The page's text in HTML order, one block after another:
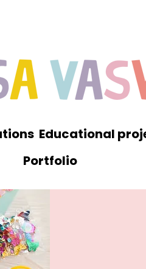
Educational
Portfolio